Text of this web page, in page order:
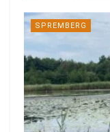
SPREMBERG